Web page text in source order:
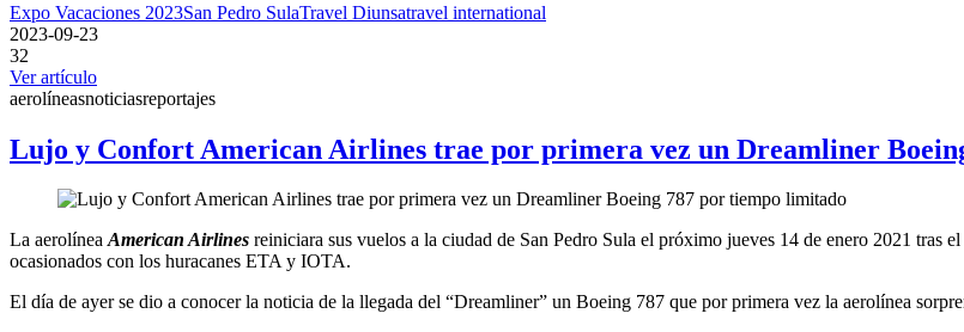
Expo Vacaciones 2023San Pedro SulaTravel Diunsatravel international
2023-09-23
32
Ver artículo
aerolíneasnoticiasreportajes
Lujo y Confort American Airlines trae por primera vez un Dreamliner
La aerolíneaAmerican Airlines reiniciara sus vuelos a la ciudad de San Pedro Sula el próximo jueves 14 de enero 2021 tras
ocasionados con los huracanes ETA y IOTA.
El día de ayer se dio a conocer la noticia de la llegada del “Dreamliner” un Boeing 787 que por primera vez la aerolínea